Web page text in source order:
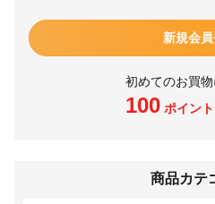
新規会
初めてのお買
100ポイント
商品カテ